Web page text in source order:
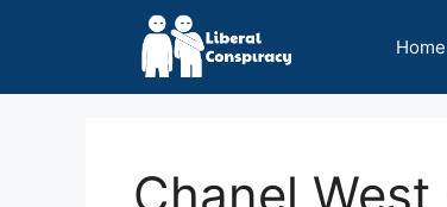
Home
Chanel